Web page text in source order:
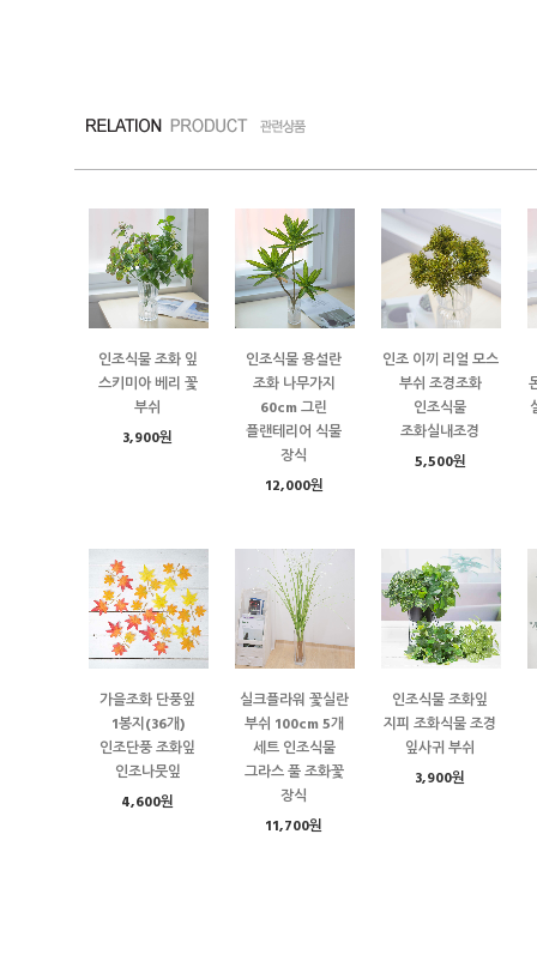
인조식물 조화 잎
스키미아 베리 꽃
부쉬
3,900원
인조식물 용설란
조화 나무가지
60cm 그린
플랜테리어 식물
장식
12,000원
인조 이끼 리얼 모스
부쉬 조경조화
인조식물
조화실내조경
5,500원
가을조화 단풍잎
1봉지(36개)
인조단풍 조화잎
인조나뭇잎
4,600원
실크플라워 꽃실란
부쉬 100cm 5개
세트 인조식물
그라스 풀 조화꽃
장식
11,700원
인조식물 조화잎
지피 조화식물 조경
잎사귀 부쉬
3,900원